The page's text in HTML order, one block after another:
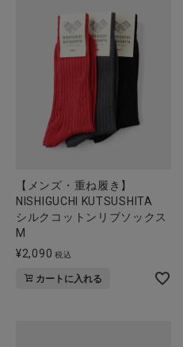
ファッション雑貨
食品
ブランド
【メンズ・重ね履き】
NISHIGUCHI KUTSUSHITA
シルクコットンリブソックス
M
¥2,090 税込
カートに入れる